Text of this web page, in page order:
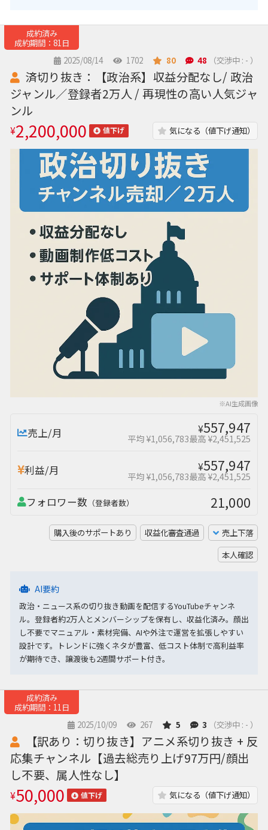
成約済み
成約期間：81日
2025/08/14
1702 80 48 （交渉中 : - ）
※AI生成画像
済切り抜き：【政治系】収益分配なし/ 政治
ジャンル／登録者2万人 / 再現性の高い人気ジャ
ンル
¥2,200,000 値下げ 気になる（値下げ通知）
売上/月 ¥557,947
平均 ¥1,056,783最高 ¥2,451,525
利益/月 ¥557,947
平均 ¥1,056,783最高 ¥2,451,525
フォロワー数 （登録者数） 21,000
購入後のサポートあり 収益化審査通過
売上下落
本人確認
AI要約
政治・ニュース系の切り抜き動画を配信するYouTubeチャンネ
ル。登録者約2万人とメンバーシップを保有し、収益化済み。顔出
し不要でマニュアル・素材完備、AIや外注で運営を拡張しやすい
設計です。トレンドに強くネタが豊富、低コスト体制で高利益率
が期待でき、譲渡後も2週間サポート付き。
成約済み
成約期間：11日
2025/10/09
267 5 3 （交渉中 : - ）
【訳あり：切り抜き】アニメ系切り抜き + 反
応集チャンネル【過去総売り上げ97万円/顔出
し不要、属人性なし】
¥50,000 値下げ 気になる（値下げ通知）